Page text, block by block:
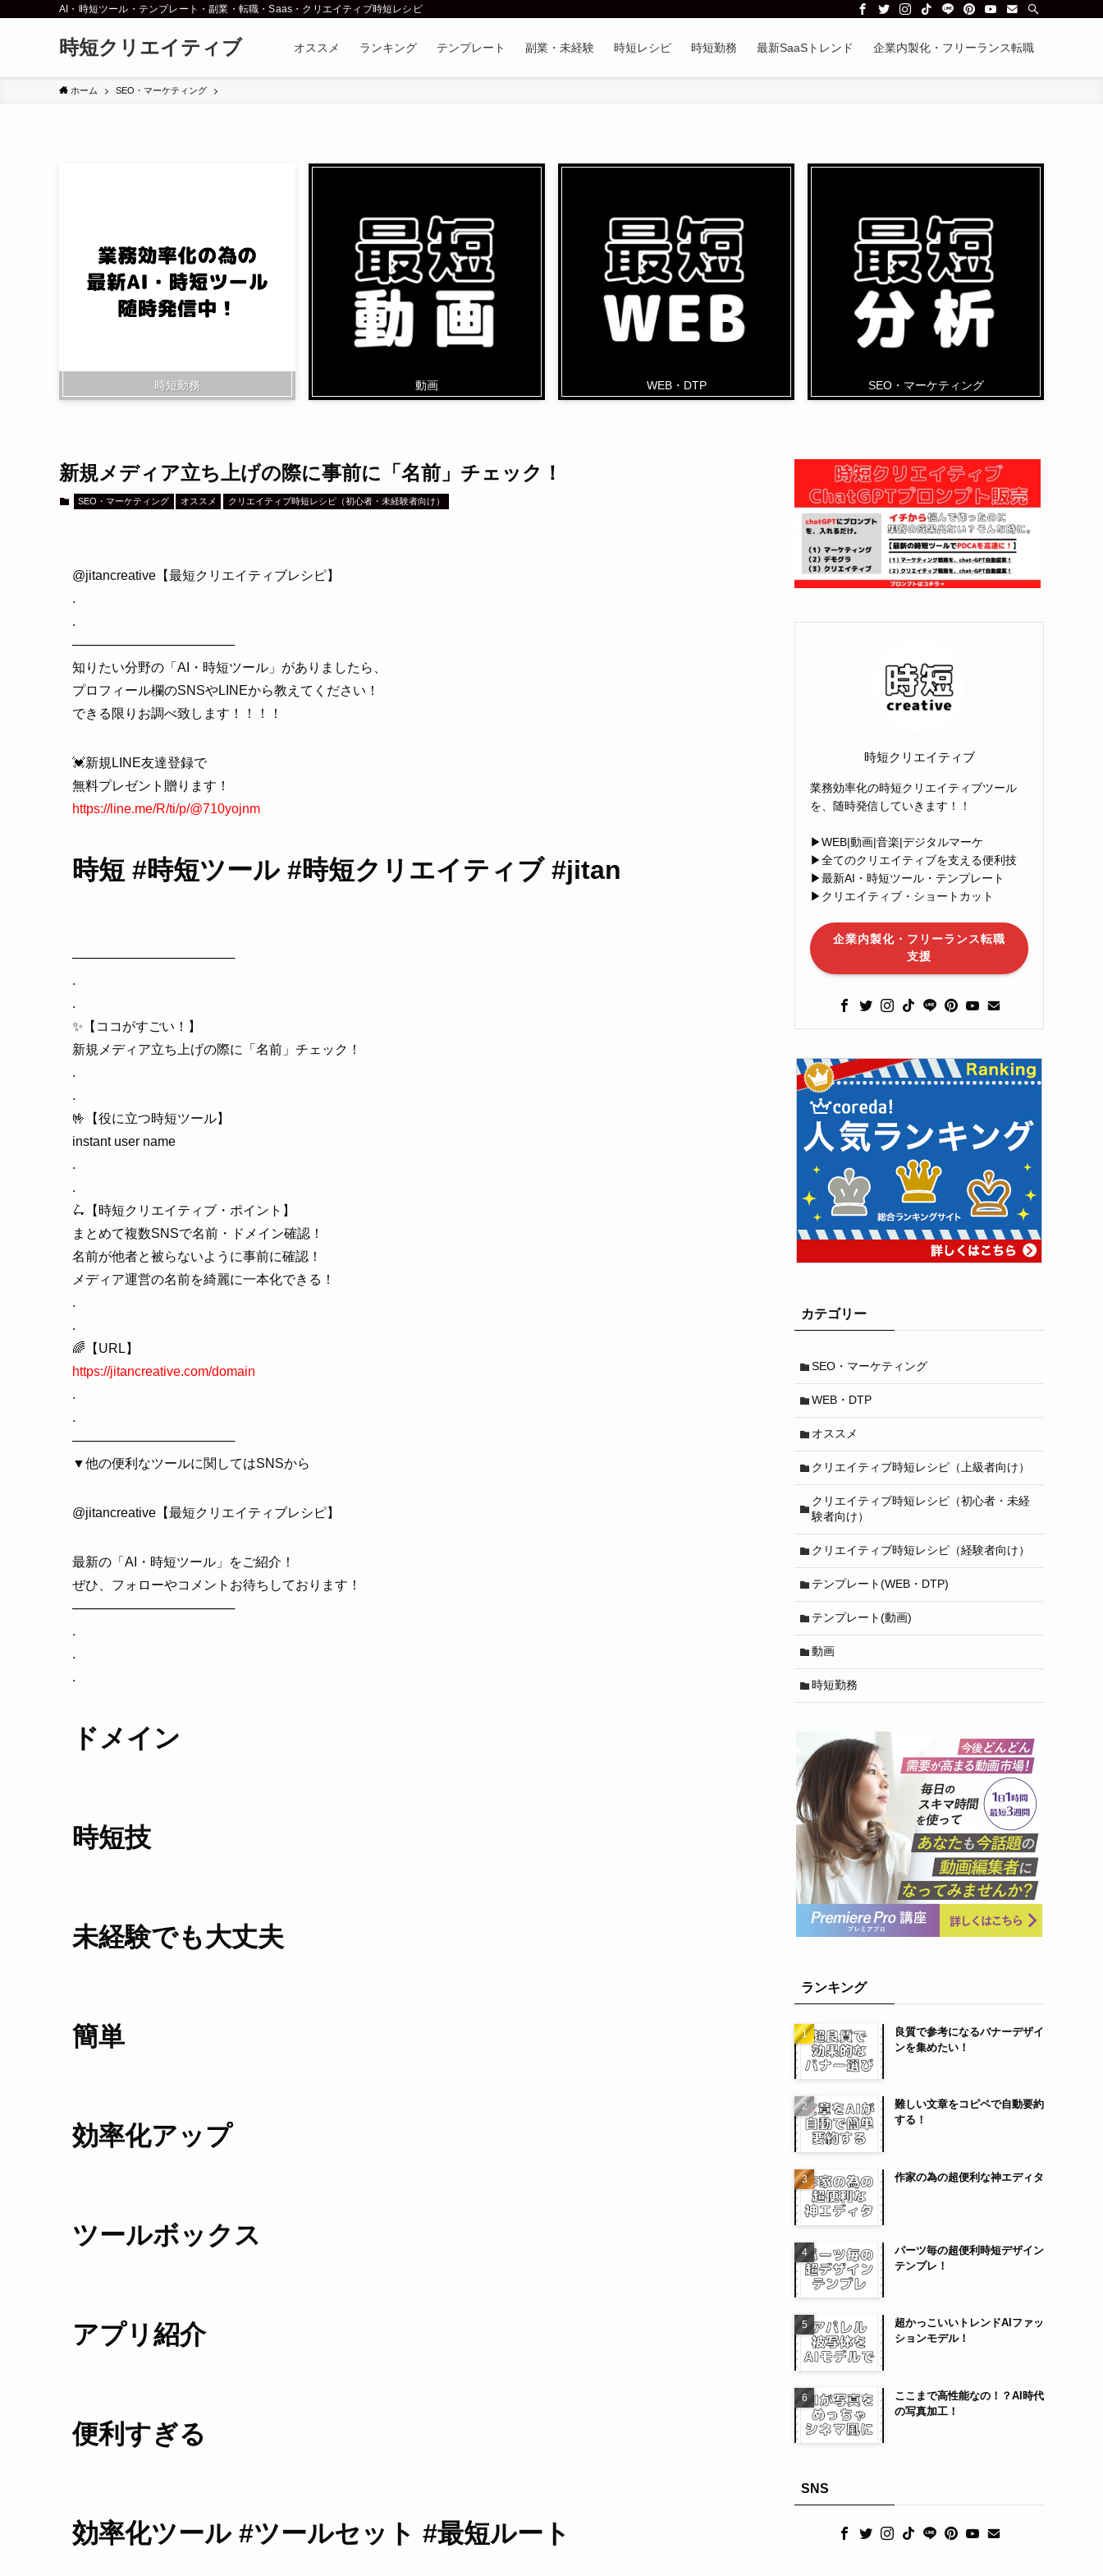
AI・時短ツール・テンプレート・副業・転職・Saas・クリエイティブ時短レシピ
時短クリエイティブ オススメ ランキング テンプレート 副業・未経験 時短レシピ 時短勤務 最新SaaSトレンド 企業内製化・フリーランス転職
ホーム SEO・マーケティング
時短勤務 動画 WEB・DTP SEO・マーケティング
新規メディア立ち上げの際に事前に「名前」チェック！
SEO・マーケティング オススメ クリエイティブ時短レシピ（初心者・未経験者向け）
@jitancreative【最短クリエイティブレシピ】
.
.
──────────────────
知りたい分野の「AI・時短ツール」がありましたら、
プロフィール欄のSNSやLINEから教えてください！
できる限りお調べ致します！！！！
💓新規LINE友達登録で
無料プレゼント贈ります！
https://line.me/R/ti/p/@710yojnm
時短 #時短ツール #時短クリエイティブ #jitan
──────────────────
.
.
✨【ココがすごい！】
新規メディア立ち上げの際に「名前」チェック！
.
.
🤟【役に立つ時短ツール】
instant user name
.
.
🛴【時短クリエイティブ・ポイント】
まとめて複数SNSで名前・ドメイン確認！
名前が他者と被らないように事前に確認！
メディア運営の名前を綺麗に一本化できる！
.
.
🌈【URL】
https://jitancreative.com/domain
.
.
──────────────────
▼他の便利なツールに関してはSNSから
@jitancreative【最短クリエイティブレシピ】
最新の「AI・時短ツール」をご紹介！
ぜひ、フォローやコメントお待ちしております！
──────────────────
.
.
.
ドメイン
時短技
未経験でも大丈夫
簡単
効率化アップ
ツールボックス
アプリ紹介
便利すぎる
効率化ツール #ツールセット #最短ルート
時短クリエイティブ
業務効率化の時短クリエイティブツール
を、随時発信していきます！！
▶︎WEB|動画|音楽|デジタルマーケ
▶︎全てのクリエイティブを支える便利技
▶︎最新AI・時短ツール・テンプレート
▶︎クリエイティブ・ショートカット
企業内製化・フリーランス転職
支援
カテゴリー
SEO・マーケティング
WEB・DTP
オススメ
クリエイティブ時短レシピ（上級者向け）
クリエイティブ時短レシピ（初心者・未経
験者向け）
クリエイティブ時短レシピ（経験者向け）
テンプレート(WEB・DTP)
テンプレート(動画)
動画
時短勤務
ランキング
良質で参考になるバナーデザイ
ンを集めたい！
難しい文章をコピペで自動要約
する！
作家の為の超便利な神エディタ
パーツ毎の超便利時短デザイン
テンプレ！
超かっこいいトレンドAIファッ
ションモデル！
ここまで高性能なの！？AI時代
の写真加工！
SNS